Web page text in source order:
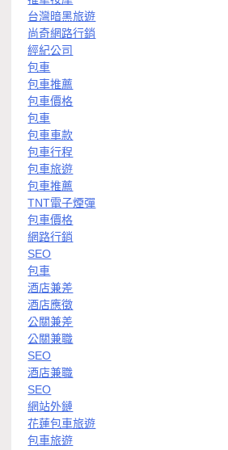
台灣暗黑旅遊
尚奇網路行銷
經紀公司
包車
包車推薦
包車價格
包車
包車車款
包車行程
包車旅遊
包車推薦
TNT電子煙彈
包車價格
網路行銷
SEO
包車
酒店兼差
酒店應徵
公關兼差
公關兼職
SEO
酒店兼職
SEO
網站外鏈
花蓮包車旅遊
包車旅遊